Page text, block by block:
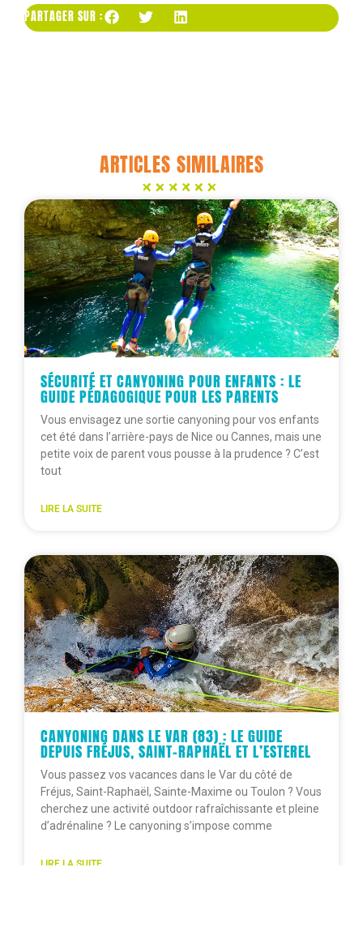
PARTAGER SUR :
ARTICLES SIMILAIRES
SÉCURITÉ ET CANYONING POUR ENFANTS : LE
GUIDE PÉDAGOGIQUE POUR LES PARENTS
Vous envisagez une sortie canyoning pour vos enfants
cet été dans l’arrière-pays de Nice ou Cannes, mais une
petite voix de parent vous pousse à la prudence ? C’est
tout
LIRE LA SUITE
CANYONING DANS LE VAR (83) : LE GUIDE
DEPUIS FRÉJUS, SAINT-RAPHAËL ET L’ESTEREL
Vous passez vos vacances dans le Var du côté de
Fréjus, Saint-Raphaël, Sainte-Maxime ou Toulon ? Vous
cherchez une activité outdoor rafraîchissante et pleine
d’adrénaline ? Le canyoning s’impose comme
LIRE LA SUITE